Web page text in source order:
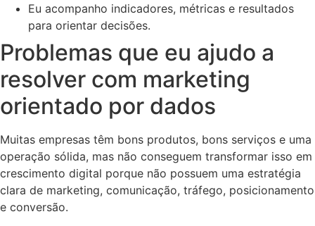
Eu acompanho indicadores, métricas e resultados
para orientar decisões.
Problemas que eu ajudo a
resolver com marketing
orientado por dados
Muitas empresas têm bons produtos, bons serviços e uma
operação sólida, mas não conseguem transformar isso em
crescimento digital porque não possuem uma estratégia
clara de marketing, comunicação, tráfego, posicionamento
e conversão.